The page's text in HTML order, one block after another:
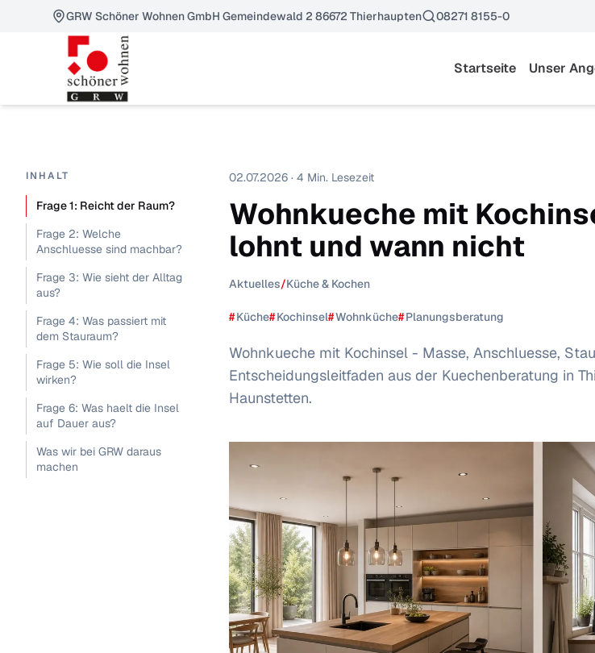
GRW Schöner Wohnen GmbH Gemeindewald 2 86672 Thierhaupten 08271 8155-0
Startseite Unser
Essen
INHALT
Frage 1: Reicht der Raum?
Frage 2: Welche
Anschluesse sind machbar?
Frage 3: Wie sieht der Alltag
aus?
Frage 4: Was passiert mit
dem Stauraum?
Frage 5: Wie soll die Insel
wirken?
Frage 6: Was haelt die Insel
auf Dauer aus?
Was wir bei GRW daraus
machen
02.07.2026 · 4 Min. Lesezeit
Wohnkueche mit
lohnt und wann nicht
Aktuelles/Küche & Kochen
#Küche#Kochinsel#Wohnküche#Planungsberatung
Wohnkueche mit Kochinsel - Masse, Anschluesse,
Entscheidungsleitfaden aus der Kuechenberatung in
Haunstetten.